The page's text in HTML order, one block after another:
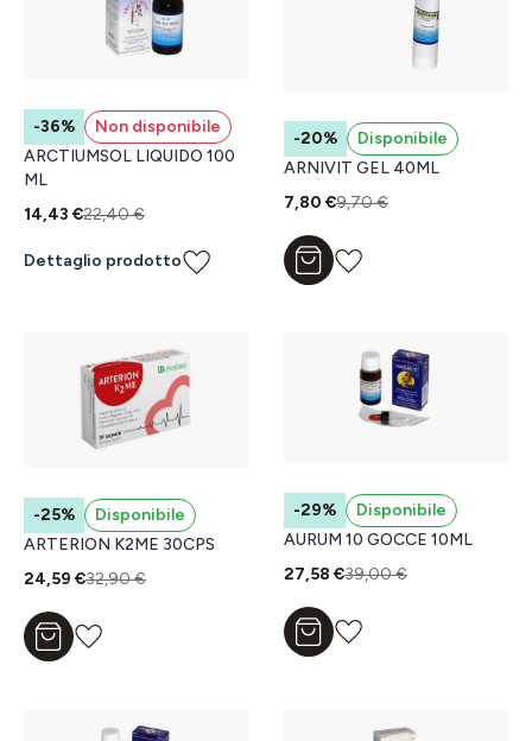
-36%
Non disponibile
ARCTIUMSOL LIQUIDO 100
ML
14,43 €22,40 €
Dettaglio prodotto
-20%
Disponibile
ARNIVIT GEL 40ML
7,80 €9,70 €
Aggiungi al carrello
-25%
Disponibile
ARTERION K2ME 30CPS
24,59 €32,90 €
Aggiungi al carrello
-29%
Disponibile
AURUM 10 GOCCE 10ML
27,58 €39,00 €
Aggiungi al carrello